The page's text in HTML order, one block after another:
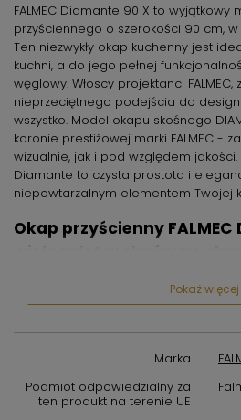
FALMEC Diamante 90 X to wyjątkowy
przyściennego o szerokości 90 cm,
Ten niezwykły okap kuchenny jest
kuchni, a do jego pełnej
węglowy. Włoscy projektanci
nieprzeciętnego podejścia do
wszystko. Model okapu skośnego
koronie prestiżowej marki FALMEC -
wizualnie, jak i pod względem
Diamante to czysta prostota i
niepowtarzalnym elementem Twojej
Okap przyścienny
Diamante wyposażono w filtr
jako efektywny pochłaniacz
dodatkowy komin. Świetlówki
nadają mu wyjątkowy charakter,
zarówno z przodu, jak i z boku. Silnik
Pokaż więcej
Marka
Podmiot odpowiedzialny za
ten produkt na terenie UE